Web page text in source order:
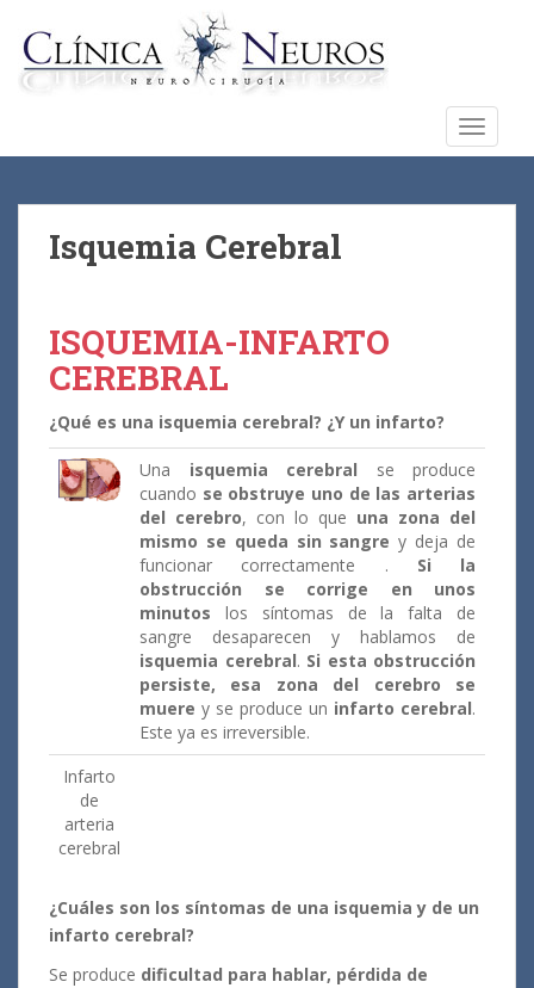
Isquemia Cerebral
ISQUEMIA-INFARTO
CEREBRAL
¿Qué es una isquemia cerebral? ¿Y un infarto?
Una isquemia cerebral se produce
cuando se obstruye uno de las arterias
del cerebro, con lo que una zona del
mismo se queda sin sangre y deja de
funcionar correctamente . Si la
obstrucción se corrige en unos
minutos los síntomas de la falta de
sangre desaparecen y hablamos de
isquemia cerebral. Si esta obstrucción
persiste, esa zona del cerebro se
muere y se produce un infarto cerebral.
Este ya es irreversible.
Infarto
de
arteria
cerebral
¿Cuáles son los síntomas de una isquemia y de un
infarto cerebral?
Se produce dificultad para hablar, pérdida de